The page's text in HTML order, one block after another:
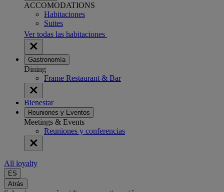
ACCOMODATIONS
Habitaciones
Suites
Ver todas las habitaciones
Gastronomía
Dining
Frame Restaurant & Bar
Bienestar
Reuniones y Eventos
Meetings & Events
Reuniones y conferencias
All loyalty
ES
Atrás